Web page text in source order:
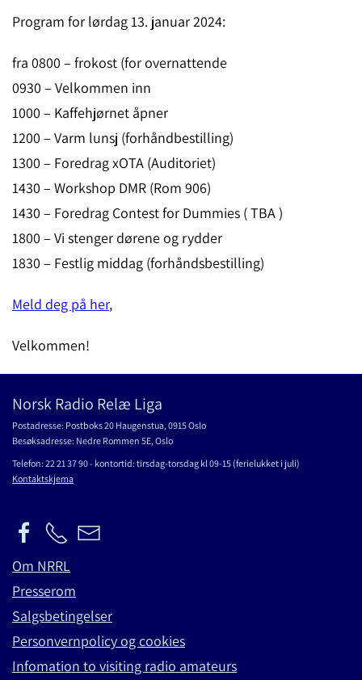
Program for lørdag 13. januar 2024:
fra 0800 – frokost (for overnattende
0930 – Velkommen inn
1000 – Kaffehjørnet åpner
1200 – Varm lunsj (forhåndbestilling)
1300 – Foredrag xOTA (Auditoriet)
1430 – Workshop DMR (Rom 906)
1430 – Foredrag Contest for Dummies ( TBA )
1800 – Vi stenger dørene og rydder
1830 – Festlig middag (forhåndsbestilling)
Meld deg på her,
Velkommen!
Norsk Radio Relæ Liga
Postadresse: Postboks 20 Haugenstua, 0915 Oslo
Besøksadresse: Nedre Rommen 5E, Oslo
Telefon: 22 21 37 90 - kontortid: tirsdag-torsdag kl 09-15 (ferielukket i juli)
Kontaktskjema
Om NRRL
Presserom
Salgsbetingelser
Personvernpolicy og cookies
Infomation to visiting radio amateurs